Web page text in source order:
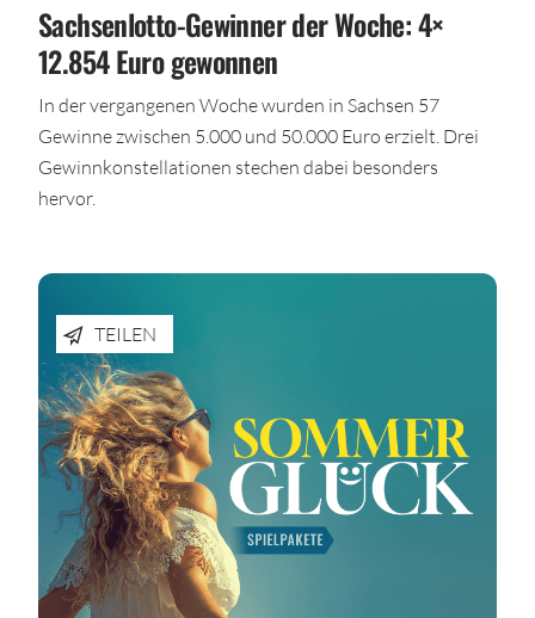
Sachsenlotto-Gewinner der Woche: 4×
12.854 Euro gewonnen
In der vergangenen Woche wurden in Sachsen 57
Gewinne zwischen 5.000 und 50.000 Euro erzielt. Drei
Gewinnkonstellationen stechen dabei besonders
hervor.
TEILEN